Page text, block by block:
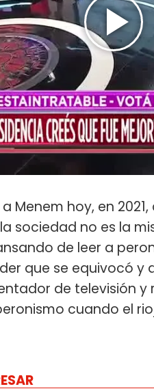
Menem hoy, en
sociedad no es la
de leer a
que se equivocó y
de televisión
cuando el